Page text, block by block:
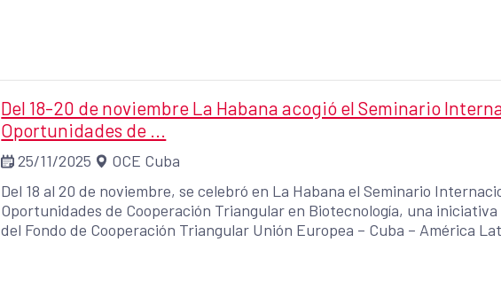
Del 18-20 de noviembre La Habana acogió el Seminario
Oportunidades de ...
25/11/2025
OCE Cuba
Del 18 al 20 de noviembre, se celebró en La Habana el Seminario
Oportunidades de Cooperación Triangular en Biotecnología, una
del Fondo de Cooperación Triangular Unión Europea – Cuba – América